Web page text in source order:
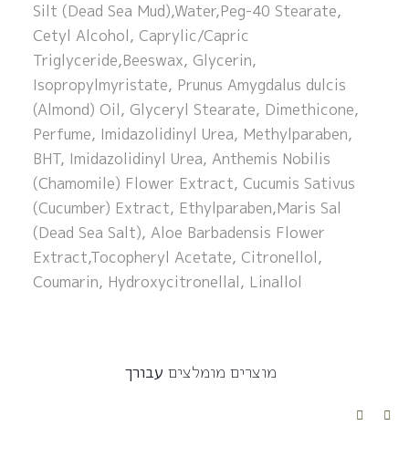
Silt (Dead Sea Mud),Water,Peg-40 Stearate,
Cetyl Alcohol, Caprylic/Capric
Triglyceride,Beeswax, Glycerin,
Isopropylmyristate, Prunus Amygdalus dulcis
(Almond) Oil, Glyceryl Stearate, Dimethicone,
Perfume, Imidazolidinyl Urea, Methylparaben,
BHT, Imidazolidinyl Urea, Anthemis Nobilis
(Chamomile) Flower Extract, Cucumis Sativus
(Cucumber) Extract, Ethylparaben,Maris Sal
(Dead Sea Salt), Aloe Barbadensis Flower
Extract,Tocopheryl Acetate, Citronellol,
Coumarin, Hydroxycitronellal, Linallol
מוצרים מומלצים עבורך